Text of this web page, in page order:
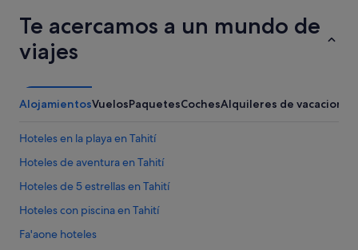
Te acercamos a un mundo de
viajes
AlojamientosVuelosPaquetesCochesAlquileres de vacaciones
Hoteles en la playa en Tahití
Hoteles de aventura en Tahití
Hoteles de 5 estrellas en Tahití
Hoteles con piscina en Tahití
Fa'aone hoteles